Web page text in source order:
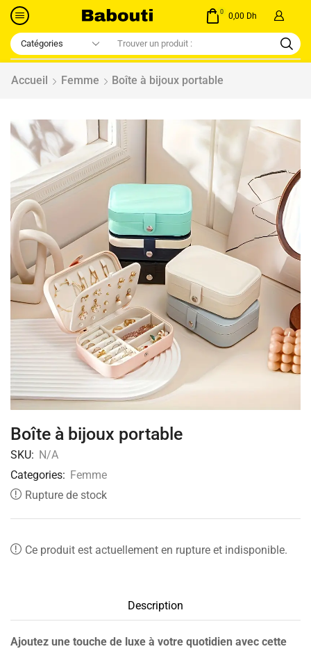
0 0,00 Dh
Accueil Femme Boîte à bijoux portable
Boîte à bijoux portable
SKU: N/A
Categories: Femme
Rupture de stock
Ce produit est actuellement en rupture et indisponible.
Description
Ajoutez une touche de luxe à votre quotidien avec cette